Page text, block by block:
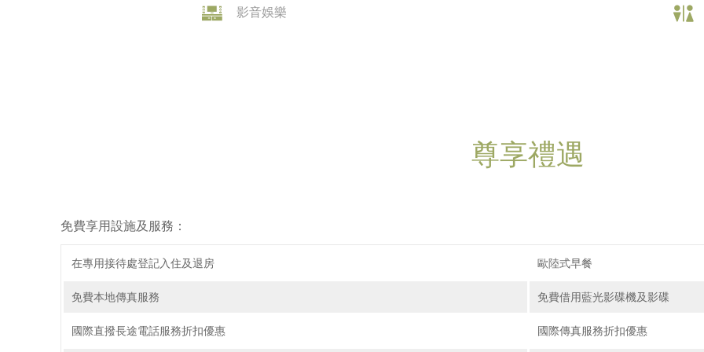
影音娛樂
尊享禮遇
免費享用設施及服務：
在專用接待處登記入住及退房 歐陸式早餐
免費本地傳真服務 免費借用藍光影碟機及影碟
國際直撥長途電話服務折扣優惠 國際傳真服務折扣優惠